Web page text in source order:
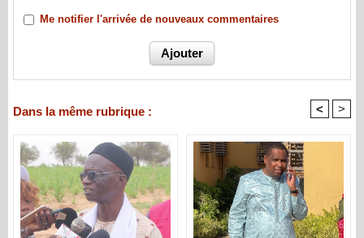
Me notifier l'arrivée de nouveaux commentaires
Dans la même rubrique : < >